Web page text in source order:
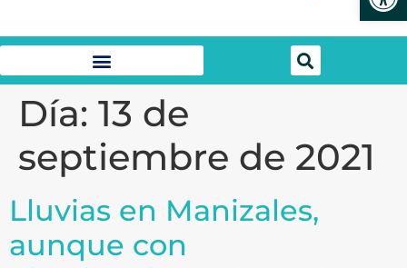
Día: 13 de
septiembre de 2021
Lluvias en Manizales,
aunque con